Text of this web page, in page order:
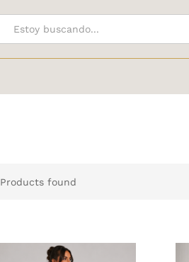
Todo
Products found